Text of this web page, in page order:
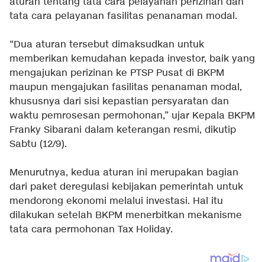
tata cara pelayanan fasilitas penanaman modal.
“Dua aturan tersebut dimaksudkan untuk
memberikan kemudahan kepada investor, baik yang
mengajukan perizinan ke PTSP Pusat di BKPM
maupun mengajukan fasilitas penanaman modal,
khususnya dari sisi kepastian persyaratan dan
waktu pemrosesan permohonan,” ujar Kepala BKPM
Franky Sibarani dalam keterangan resmi, dikutip
Sabtu (12/9).
Menurutnya, kedua aturan ini merupakan bagian
dari paket deregulasi kebijakan pemerintah untuk
mendorong ekonomi melalui investasi. Hal itu
dilakukan setelah BKPM menerbitkan mekanisme
tata cara permohonan Tax Holiday.